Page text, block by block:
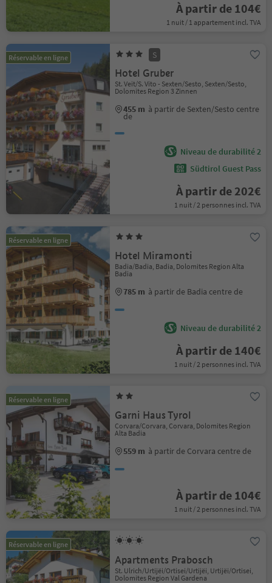
À partir de 104€
1 nuit / 1 appartement incl. TVA
Réservable en ligne S
Hotel Gruber
St. Veit/S. Vito - Sexten/Sesto, Sexten/Sesto,
Dolomites Region 3 Zinnen
455 m à partir de Sexten/Sesto centre
de
Niveau de durabilité 2
Südtirol Guest Pass
À partir de 202€
1 nuit / 2 personnes incl. TVA
Réservable en ligne
Hotel Miramonti
Badia/Badia, Badia, Dolomites Region Alta
Badia
785 m à partir de Badia centre de
Niveau de durabilité 2
À partir de 140€
1 nuit / 2 personnes incl. TVA
Réservable en ligne
Garni Haus Tyrol
Corvara/Corvara, Corvara, Dolomites Region
Alta Badia
559 m à partir de Corvara centre de
À partir de 104€
1 nuit / 2 personnes incl. TVA
Réservable en ligne
Apartments Prabosch
St. Ulrich/Urtijëi/Ortisei/Urtijëi, Urtijëi/Ortisei,
Dolomites Region Val Gardena